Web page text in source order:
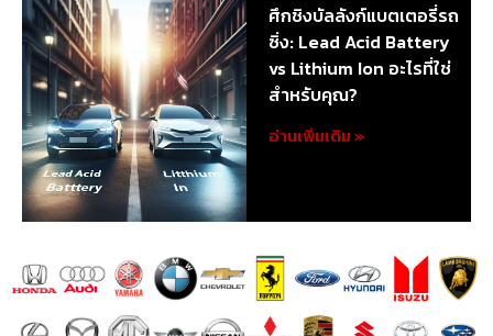
ศึกชิงบัลลังก์แบตเตอรี่รถ
ซิ่ง: Lead Acid Battery
vs Lithium Ion อะไรที่ใช่
สำหรับคุณ?
อ่านเพิ่มเติม »